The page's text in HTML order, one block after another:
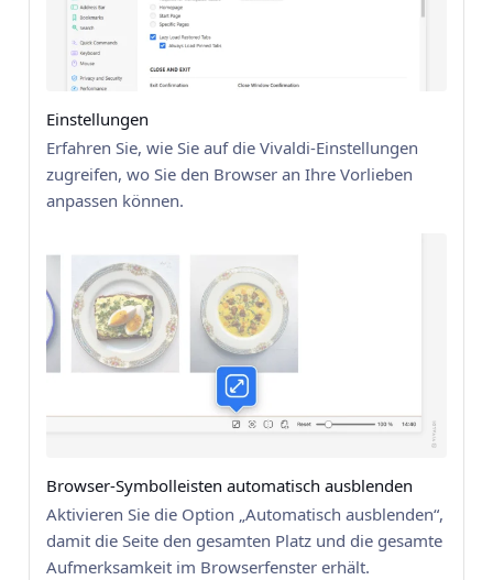
Einstellungen
Erfahren Sie, wie Sie auf die Vivaldi-Einstellungen
zugreifen, wo Sie den Browser an Ihre Vorlieben
anpassen können.
Browser-Symbolleisten automatisch ausblenden
Aktivieren Sie die Option „Automatisch ausblenden“,
damit die Seite den gesamten Platz und die gesamte
Aufmerksamkeit im Browserfenster erhält.